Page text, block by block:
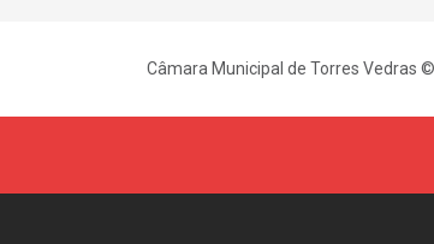
Câmara Municipal de Torres Vedras